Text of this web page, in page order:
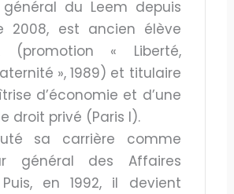
général du Leem depuis
2008, est ancien élève
(promotion « Liberté,
», 1989) et titulaire
d’économie et d’une
droit privé (Paris I).
sa carrière comme
général des Affaires
en 1992, il devient